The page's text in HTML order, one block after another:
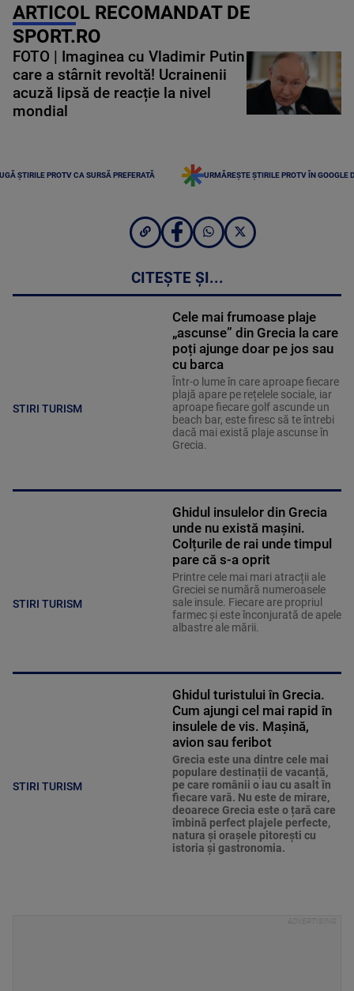
ARTICOL RECOMANDAT DE
SPORT.RO
FOTO | Imaginea cu Vladimir Putin
care a stârnit revoltă! Ucrainenii
acuză lipsă de reacție la nivel
mondial
ȘTIRILE PROTV CA SURSĂ PREFERATĂ URMĂREȘTE ȘTIRILE PROTV ÎN GOOGLE
CITEȘTE ȘI...
STIRI TURISM
Cele mai frumoase plaje
„ascunse” din Grecia la care
poți ajunge doar pe jos sau
cu barca
Într-o lume în care aproape fiecare
plajă apare pe rețelele sociale, iar
aproape fiecare golf ascunde un
beach bar, este firesc să te întrebi
dacă mai există plaje ascunse în
Grecia.
STIRI TURISM
Ghidul insulelor din Grecia
unde nu există mașini.
Colțurile de rai unde timpul
pare că s-a oprit
Printre cele mai mari atracții ale
Greciei se numără numeroasele
sale insule. Fiecare are propriul
farmec și este înconjurată de apele
albastre ale mării.
STIRI TURISM
Ghidul turistului în Grecia.
Cum ajungi cel mai rapid în
insulele de vis. Mașină,
avion sau feribot
Grecia este una dintre cele mai
populare destinații de vacanță,
pe care românii o iau cu asalt în
fiecare vară. Nu este de mirare,
deoarece Grecia este o țară care
îmbină perfect plajele perfecte,
natura și orașele pitorești cu
istoria și gastronomia.